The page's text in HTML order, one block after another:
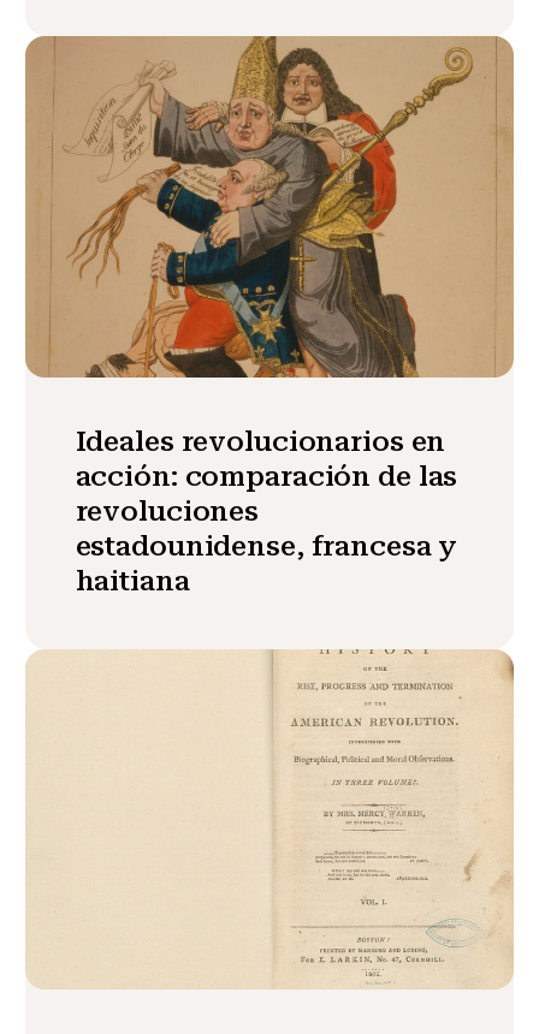
Ideales revolucionarios en
acción: comparación de las
revoluciones
estadounidense, francesa y
haitiana